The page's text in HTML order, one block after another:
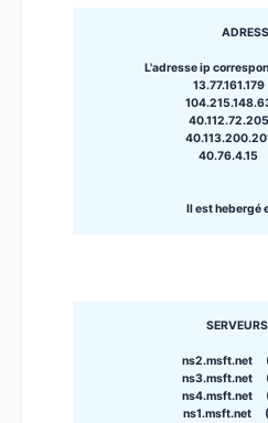
L'adresse ip
40.76.4.15
Il est hebergé
ns2.msft.net
ns3.msft.net
ns4.msft.net
ns1.msft.net